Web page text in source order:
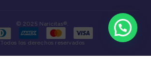
© 2025 Naricitas®.
Todos los derechos reservados